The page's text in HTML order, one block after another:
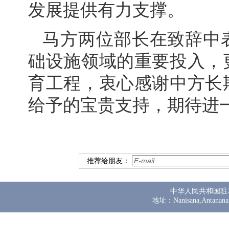
发展提供有力支撑。
马方两位部长在致辞中
础设施领域的重要投入
育工程，衷心感谢中方
给予的宝贵支持，期待进
推荐给朋友：
中华人民共和国
地址：